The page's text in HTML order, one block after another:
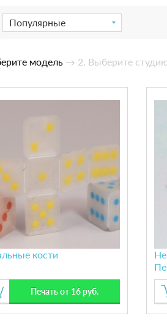
Популярные
модель → 2. Выберите
кости
Печать от 16 руб.